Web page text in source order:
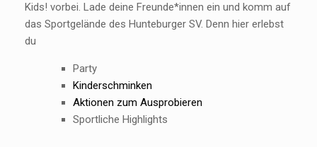
Kids! vorbei. Lade deine Freunde*innen ein und komm auf
das Sportgelände des Hunteburger SV. Denn hier erlebst
du
Party
Kinderschminken
Aktionen zum Ausprobieren
Sportliche Highlights